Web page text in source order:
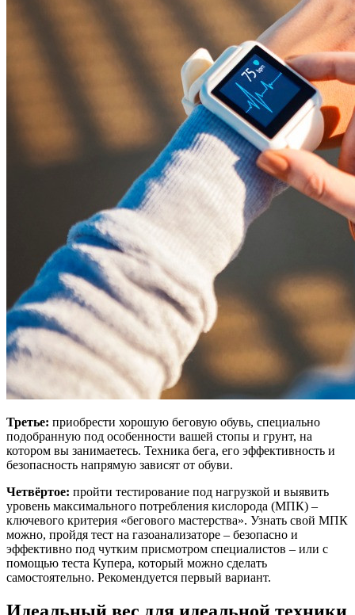
Третье: приобрести хорошую беговую обувь, специально
подобранную под особенности вашей стопы и грунт, на
котором вы занимаетесь. Техника бега, его эффективность и
безопасность напрямую зависят от обуви.
Четвёртое: пройти тестирование под нагрузкой и выявить
уровень максимального потребления кислорода (МПК) –
ключевого критерия «бегового мастерства». Узнать свой МПК
можно, пройдя тест на газоанализаторе – безопасно и
эффективно под чутким присмотром специалистов – или с
помощью теста Купера, который можно сделать
самостоятельно. Рекомендуется первый вариант.